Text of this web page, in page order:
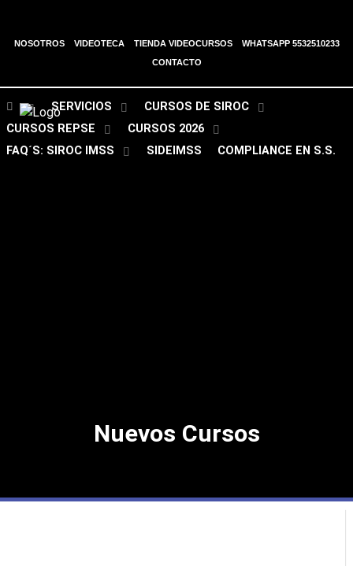
NOSOTROS VIDEOTECA TIENDA VIDEOCURSOS
WHATSAPP 5532510233
CONTACTO
SERVICIOS
CURSOS DE SIROC
CURSOS REPSE
CURSOS 2026
FAQ´S: SIROC IMSS
SIDEIMSS COMPLIANCE EN S.S.
Nuevos Cursos